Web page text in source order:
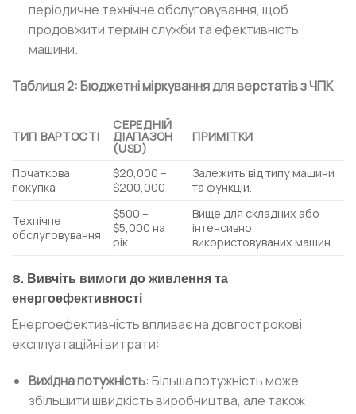
періодичне технічне обслуговування, щоб
продовжити термін служби та ефективність
машини.
Таблиця 2: Бюджетні міркування для верстатів з ЧПК
ТИП ВАРТОСТІ
СЕРЕДНІЙ
ДІАПАЗОН
(USD)
ПРИМІТКИ
Початкова
покупка
$20,000 –
$200,000
Залежить від типу машини
та функцій.
Технічне
обслуговування
$500 –
$5,000 на
рік
Вище для складних або
інтенсивно
використовуваних машин.
8. Вивчіть вимоги до живлення та
енергоефективності
Енергоефективність впливає на довгострокові
експлуатаційні витрати:
Вихідна потужність: Більша потужність може
збільшити швидкість виробництва, але також